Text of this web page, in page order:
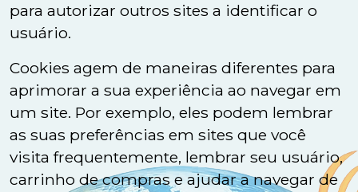
para autorizar outros sites a identificar o
usuário.
Cookies agem de maneiras diferentes para
aprimorar a sua experiência ao navegar em
um site. Por exemplo, eles podem lembrar
as suas preferências em sites que você
visita frequentemente, lembrar seu usuário,
carrinho de compras e ajudar a navegar de